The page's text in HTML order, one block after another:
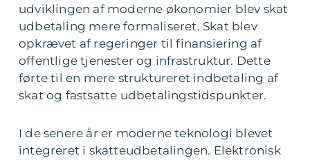
udviklingen af moderne økonomier blev skat
udbetaling mere formaliseret. Skat blev
opkrævet af regeringer til finansiering af
offentlige tjenester og infrastruktur. Dette
førte til en mere struktureret indbetaling af
skat og fastsatte udbetalingstidspunkter.
I de senere år er moderne teknologi blevet
integreret i skatteudbetalingen. Elektronisk